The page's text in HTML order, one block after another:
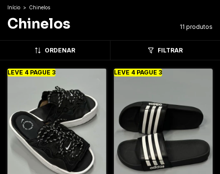
Início > Chinelos
Chinelos 11 produtos
ORDENAR FILTRAR
LEVE 4 PAGUE 3 LEVE 4 PAGUE 3